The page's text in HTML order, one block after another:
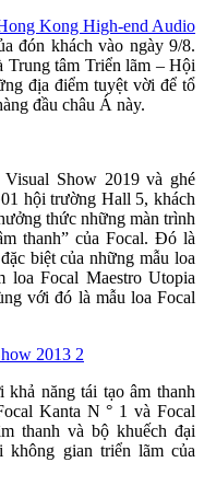
Kong High-end Audio
đón khách vào ngày 9/8.
Trung tâm Triển lãm – Hội
địa điểm tuyệt vời để tổ
đầu châu Á này.
Show 2019 và ghé
hội trường Hall 5, khách
thức những màn trình
thanh” của Focal. Đó là
biệt của những mẫu loa
loa Focal Maestro Utopia
với đó là mẫu loa Focal
năng tái tạo âm thanh
Kanta N ° 1 và Focal
thanh và bộ khuếch đại
không gian triển lãm của